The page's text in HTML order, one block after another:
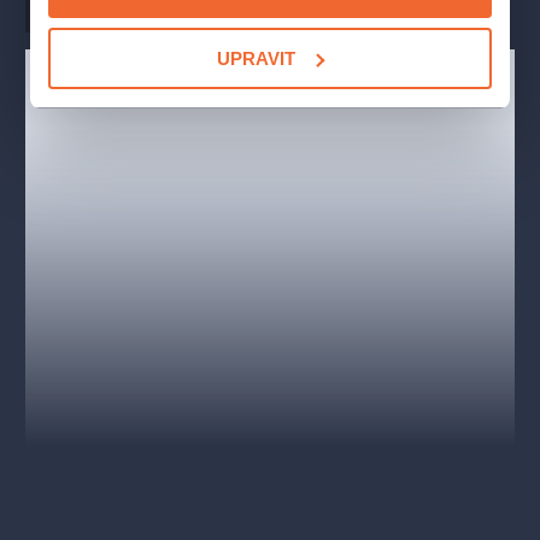
UPRAVIT
Je masopust. Všichni slaví a veselí se, jen Mařenka nemá příliš